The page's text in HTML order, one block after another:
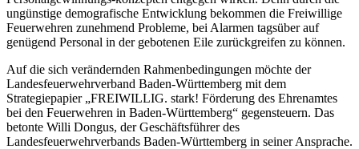
ungünstige demografische Entwicklung bekommen die Freiwillige
Feuerwehren zunehmend Probleme, bei Alarmen tagsüber auf
genügend Personal in der gebotenen Eile zurückgreifen zu können.
Auf die sich verändernden Rahmenbedingungen möchte der
Landesfeuerwehrverband Baden-Württemberg mit dem
Strategiepapier „FREIWILLIG. stark! Förderung des Ehrenamtes
bei den Feuerwehren in Baden-Württemberg“ gegensteuern. Das
betonte Willi Dongus, der Geschäftsführer des
Landesfeuerwehrverbands Baden-Württemberg in seiner Ansprache.